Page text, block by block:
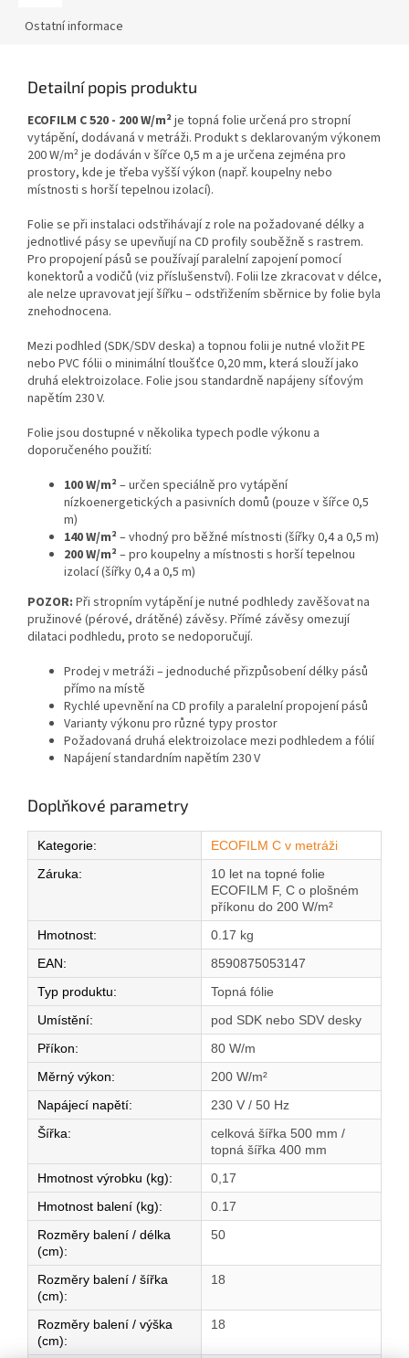
Ostatní informace
Detailní popis produktu
ECOFILM C 520 - 200 W/m²je topná folie určená pro stropní
vytápění, dodávaná v metráži. Produkt s deklarovaným výkonem
200 W/m² je dodáván v šířce 0,5 m a je určena zejména pro
prostory, kde je třeba vyšší výkon (např. koupelny nebo
místnosti s horší tepelnou izolací).
Folie se při instalaci odstřihávají z role na požadované délky a
jednotlivé pásy se upevňují na CD profily souběžně s rastrem.
Pro propojení pásů se používají paralelní zapojení pomocí
konektorů a vodičů (viz příslušenství). Folii lze zkracovat v délce,
ale nelze upravovat její šířku – odstřižením sběrnice by folie byla
znehodnocena.
Mezi podhled (SDK/SDV deska) a topnou folii je nutné vložit PE
nebo PVC fólii o minimální tloušťce 0,20 mm, která slouží jako
druhá elektroizolace. Folie jsou standardně napájeny síťovým
napětím 230 V.
Folie jsou dostupné v několika typech podle výkonu a
doporučeného použití:
100 W/m²– určen speciálně pro vytápění
nízkoenergetických a pasivních domů (pouze v šířce 0,5
m)
140 W/m²– vhodný pro běžné místnosti (šířky 0,4 a 0,5 m)
200 W/m²– pro koupelny a místnosti s horší tepelnou
izolací (šířky 0,4 a 0,5 m)
POZOR: Při stropním vytápění je nutné podhledy zavěšovat na
pružinové (pérové, drátěné) závěsy. Přímé závěsy omezují
dilataci podhledu, proto se nedoporučují.
Prodej v metráži – jednoduché přizpůsobení délky pásů
přímo na místě
Rychlé upevnění na CD profily a paralelní propojení pásů
Varianty výkonu pro různé typy prostor
Požadovaná druhá elektroizolace mezi podhledem a fólií
Napájení standardním napětím 230 V
Doplňkové parametry
Kategorie:
ECOFILM C v metráži
Záruka:
10 let na topné folie
ECOFILM F, C o plošném
příkonu do 200 W/m²
Hmotnost:
0.17 kg
EAN:
8590875053147
Typ produktu:
Topná fólie
Umístění:
pod SDK nebo SDV desky
Příkon:
80 W/m
Měrný výkon:
200 W/m²
Napájecí napětí:
230 V / 50 Hz
Šířka:
celková šířka 500 mm /
topná šířka 400 mm
Hmotnost výrobku (kg):
0,17
Hmotnost balení (kg):
0.17
Rozměry balení / délka
(cm):
50
Rozměry balení / šířka
(cm):
18
Rozměry balení / výška
(cm):
18